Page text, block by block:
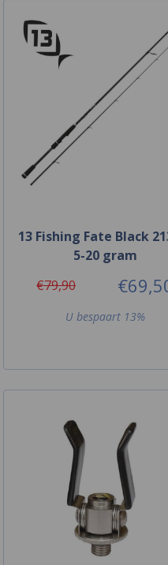
13 Fishing Fate Black
5-20 gram
€79,90
U bespaart 13%